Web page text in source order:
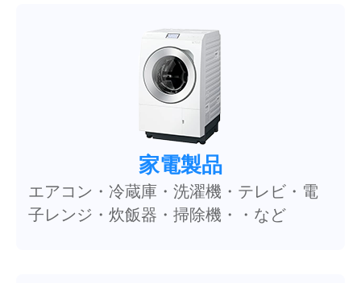
家電製品
エアコン・冷蔵庫・洗濯機・テレビ・電
子レンジ・炊飯器・掃除機・・など